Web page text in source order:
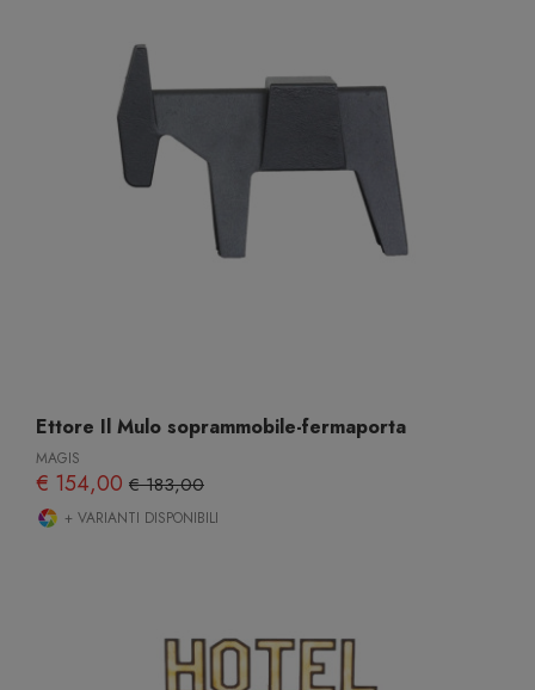
Ettore Il Mulo soprammobile-fermaporta
MAGIS
€ 154,00 € 183,00
+ VARIANTI DISPONIBILI